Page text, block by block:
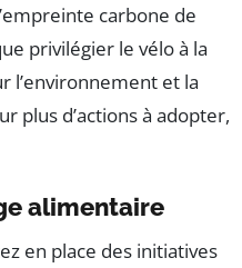
carbone de
privilégier le vélo à la
l’environnement et la
plus d’actions à adopter,
alimentaire
en place des initiatives